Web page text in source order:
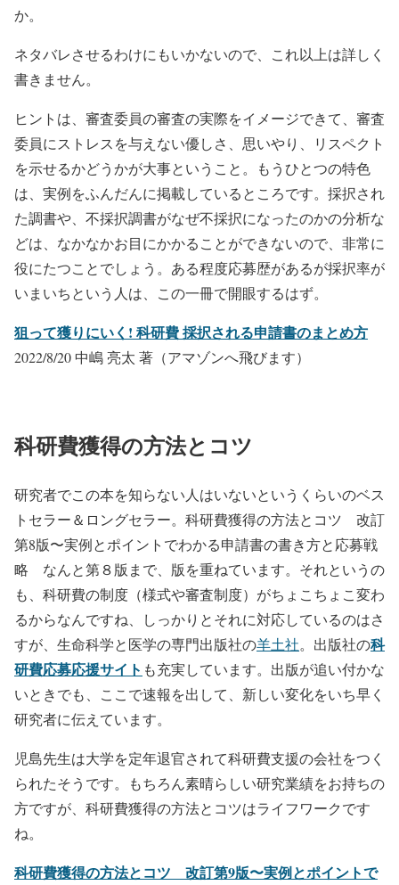
か。
ネタバレさせるわけにもいかないので、これ以上は詳しく
書きません。
ヒントは、審査委員の審査の実際をイメージできて、審査
委員にストレスを与えない優しさ、思いやり、リスペクト
を示せるかどうかが大事ということ。もうひとつの特色
は、実例をふんだんに掲載しているところです。採択され
た調書や、不採択調書がなぜ不採択になったのかの分析な
どは、なかなかお目にかかることができないので、非常に
役にたつことでしょう。ある程度応募歴があるが採択率が
いまいちという人は、この一冊で開眼するはず。
狙って獲りにいく! 科研費 採択される申請書のまとめ方
2022/8/20 中嶋 亮太 著（アマゾンへ飛びます）
科研費獲得の方法とコツ
研究者でこの本を知らない人はいないというくらいのベス
トセラー＆ロングセラー。科研費獲得の方法とコツ 改訂
第8版〜実例とポイントでわかる申請書の書き方と応募戦
略 なんと第８版まで、版を重ねています。それというの
も、科研費の制度（様式や審査制度）がちょこちょこ変わ
るからなんですね、しっかりとそれに対応しているのはさ
すが、生命科学と医学の専門出版社の羊土社。出版社の科
研費応募応援サイト も充実しています。出版が追い付かな
いときでも、ここで速報を出して、新しい変化をいち早く
研究者に伝えています。
児島先生は大学を定年退官されて科研費支援の会社をつく
られたそうです。もちろん素晴らしい研究業績をお持ちの
方ですが、科研費獲得の方法とコツはライフワークです
ね。
科研費獲得の方法とコツ 改訂第9版〜実例とポイントで